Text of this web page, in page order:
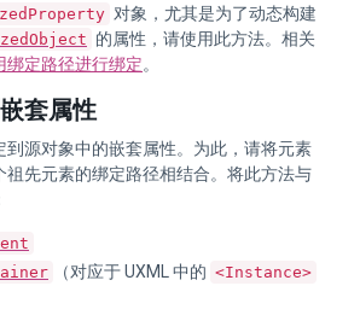
对象，尤其是为了动态构建
的属性，请使用此方法。相关
绑定路径进行绑定。
套属性
到源对象中的嵌套属性。为此，请将元素
祖先元素的绑定路径相结合。将此方法与
（对应于 UXML 中的 <Instance>